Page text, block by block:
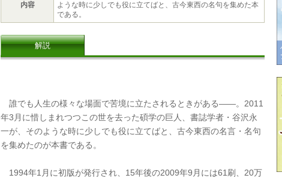
内容
ような時に少しでも役に立てばと、古今東西の名句を集めた本
である。
解説
誰でも人生の様々な場面で苦境に立たされるときがある――。2011
年3月に惜しまれつつこの世を去った碩学の巨人、書誌学者・谷沢永
一が、そのような時に少しでも役に立てばと、古今東西の名言・名句
を集めたのが本書である。
1994年1月に初版が発行され、15年後の2009年9月には61刷、20万